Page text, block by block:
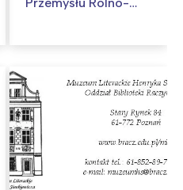
Przemysłu Rolno-